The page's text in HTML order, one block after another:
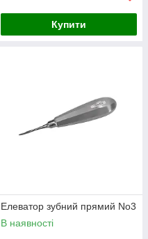
Купити
Елеватор зубний прямий No3
В наявності